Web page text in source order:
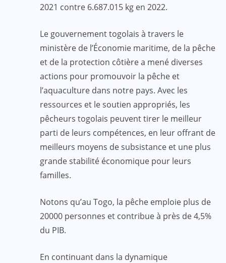
2021 contre 6.687.015 kg en 2022.
Le gouvernement togolais à travers le
ministère de l’Économie maritime, de la pêche
et de la protection côtière a mené diverses
actions pour promouvoir la pêche et
l’aquaculture dans notre pays. Avec les
ressources et le soutien appropriés, les
pêcheurs togolais peuvent tirer le meilleur
parti de leurs compétences, en leur offrant de
meilleurs moyens de subsistance et une plus
grande stabilité économique pour leurs
familles.
Notons qu’au Togo, la pêche emploie plus de
20000 personnes et contribue à près de 4,5%
du PIB.
En continuant dans la dynamique